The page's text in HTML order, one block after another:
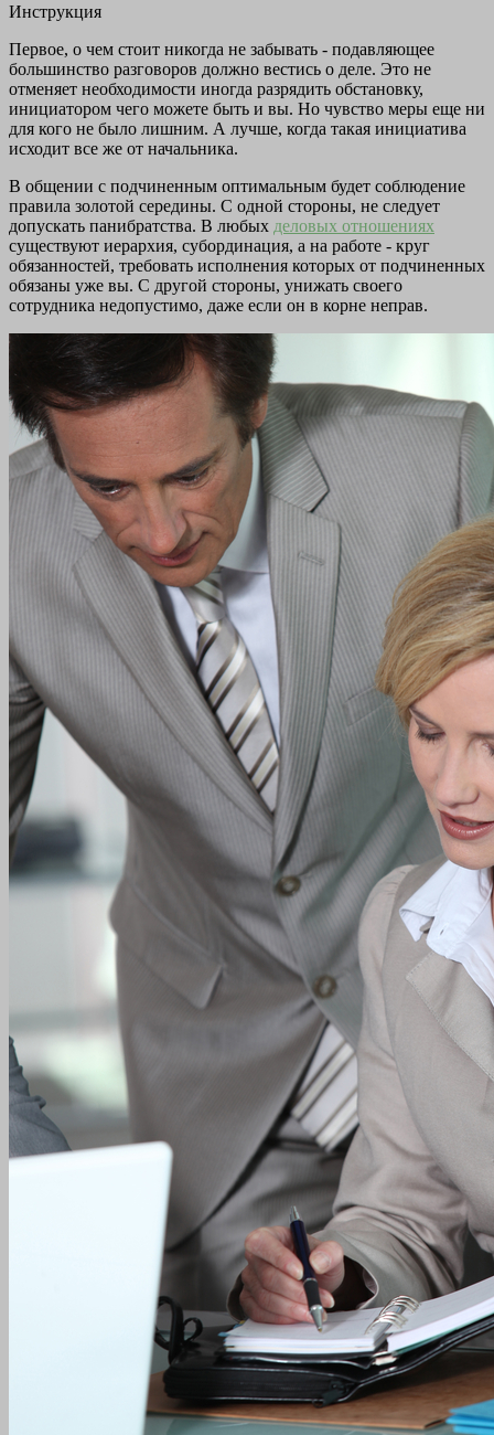
Инструкция
Первое, о чем стоит никогда не забывать - подавляющее
большинство разговоров должно вестись о деле. Это не
отменяет необходимости иногда разрядить обстановку,
инициатором чего можете быть и вы. Но чувство меры еще ни
для кого не было лишним. А лучше, когда такая инициатива
исходит все же от начальника.
В общении с подчиненным оптимальным будет соблюдение
правила золотой середины. С одной стороны, не следует
допускать панибратства. В любых деловых отношениях
существуют иерархия, субординация, а на работе - круг
обязанностей, требовать исполнения которых от подчиненных
обязаны уже вы. С другой стороны, унижать своего
сотрудника недопустимо, даже если он в корне неправ.